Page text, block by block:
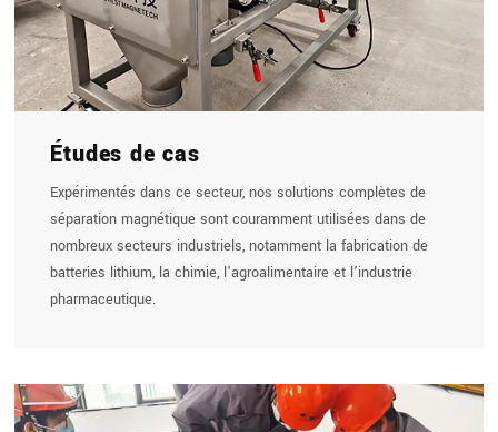
Études de cas
Expérimentés dans ce secteur, nos solutions complètes de
séparation magnétique sont couramment utilisées dans de
nombreux secteurs industriels, notamment la fabrication de
batteries lithium, la chimie, l’agroalimentaire et l’industrie
pharmaceutique.